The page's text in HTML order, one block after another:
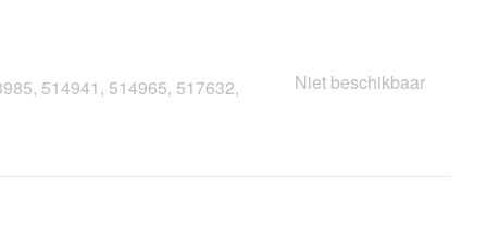
514941, 514965, 517632,
Niet beschikbaar